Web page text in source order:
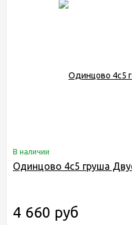
В наличии
Одинцово 4с5 груша
4 660 руб